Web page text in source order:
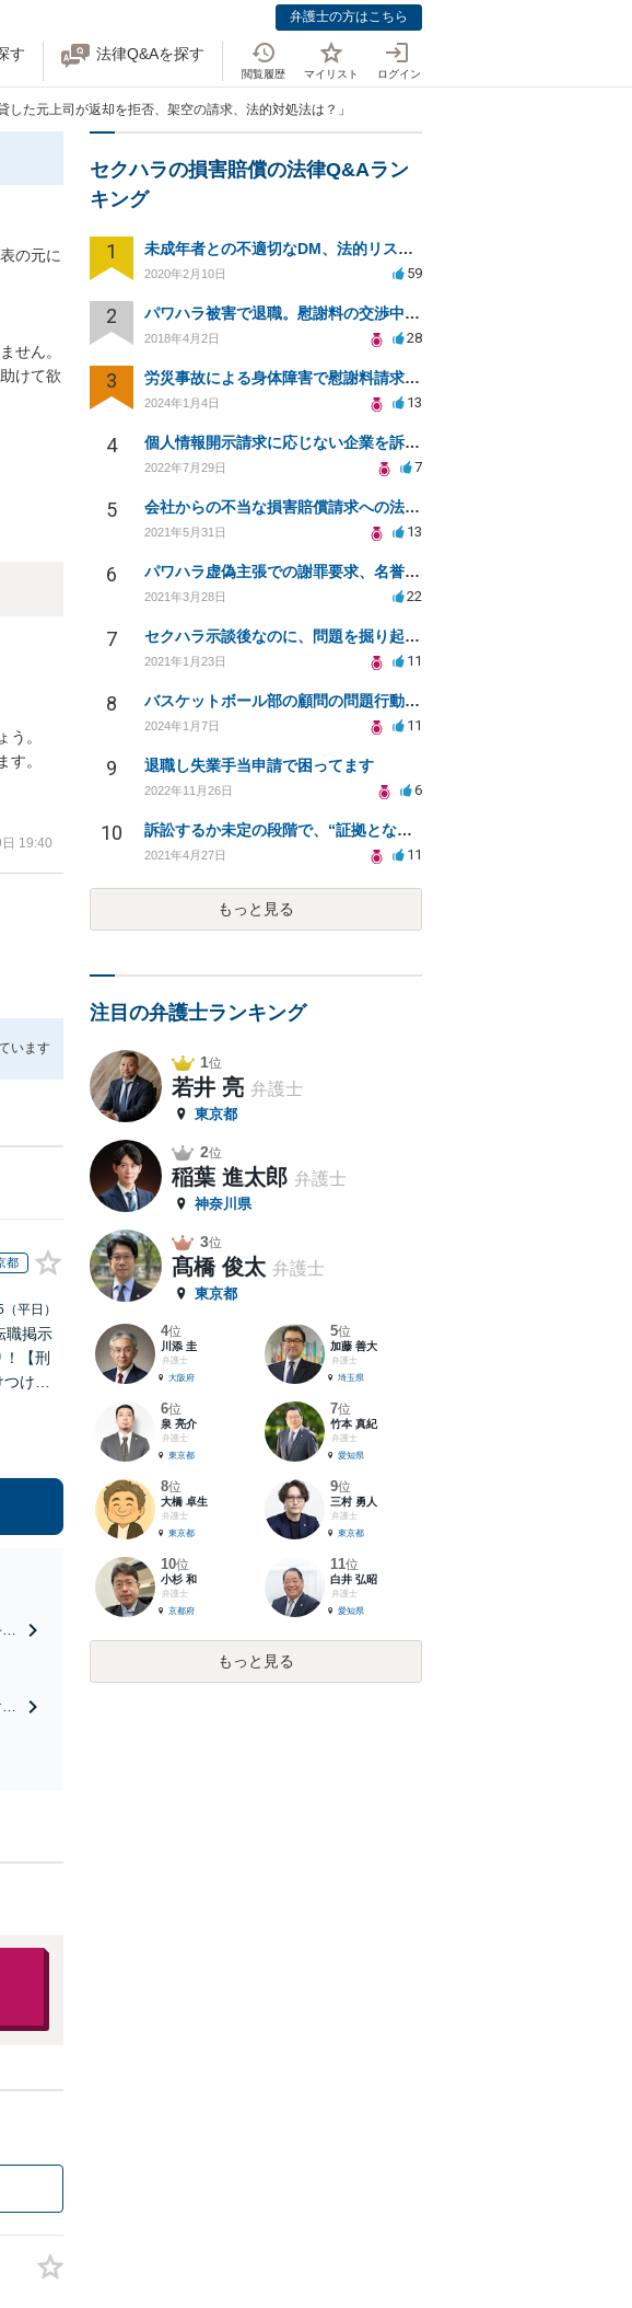
弁護士の方はこちら
す 法律Q&Aを探す
閲覧履歴 マイリスト ログイン
した元上司が返却を拒否、架空の請求、法的対処法は？」
の元に
せん。
けて欲
。
。
19:40
います
都
平日）
職掲示
【刑
けサ
セクハラの損害賠償の法律Q&Aラン
キング
1 未成年者との不適切なDM、法的リスクと安全対策は？
2020年2月10日 59
2 パワハラ被害で退職。慰謝料の交渉中に勤務先側が弁護士を立ててきました
2018年4月2日 28
3 労災事故による身体障害で慰謝料請求はできるのでしょうか？
2024年1月4日 13
4 個人情報開示請求に応じない企業を訴えたい
2022年7月29日 7
5 会社からの不当な損害賠償請求への法的対処方法
2021年5月31日 13
6 パワハラ虚偽主張での謝罪要求、名誉毀損への対応策は？
2021年3月28日 22
7 セクハラ示談後なのに、問題を掘り起こされました。
2021年1月23日 11
8 バスケットボール部の顧問の問題行動について訴えることは可能でしょうか？
2024年1月7日 11
9 退職し失業手当申請で困ってます
2022年11月26日 6
10 訴訟するか未定の段階で、“証拠となり得る物の保管”を会社に応じてもらえる方法は在りますか?
2021年4月27日 11
もっと見る
注目の弁護士ランキング
1位
若井 亮 弁護士
東京都
2位
稲葉 進太郎 弁護士
神奈川県
3位
髙橋 俊太 弁護士
東京都
4位
川添 圭
弁護士
大阪府
5位
加藤 善大
弁護士
埼玉県
6位
泉 亮介
弁護士
東京都
7位
竹本 真紀
弁護士
愛知県
8位
大橋 卓生
弁護士
東京都
9位
三村 勇人
弁護士
東京都
10位
小杉 和
弁護士
京都府
11位
白井 弘昭
弁護士
愛知県
もっと見る